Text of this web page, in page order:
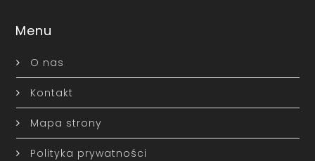
Menu
O nas
Kontakt
Mapa strony
Polityka prywatności